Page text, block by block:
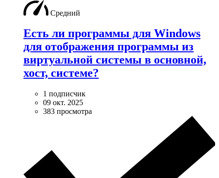
Средний
Есть ли программы для Windows
для отображения программы из
виртуальной системы в основной,
хост, системе?
1 подписчик
09 окт. 2025
383 просмотра